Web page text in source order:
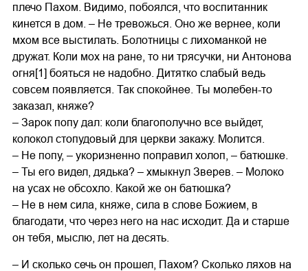
плечо Пахом. Видимо, побоялся, что воспитанник
кинется в дом. – Не тревожься. Оно же вернее, коли
мхом все выстилать. Болотницы с лихоманкой не
дружат. Коли мох на ране, то ни трясучки, ни Антонова
огня[1] бояться не надобно. Дитятко слабый ведь
совсем появляется. Так спокойнее. Ты молебен-то
заказал, княже?
– Зарок попу дал: коли благополучно все выйдет,
колокол стопудовый для церкви закажу. Молится.
– Не попу, – укоризненно поправил холоп, – батюшке.
– Ты его видел, дядька? – хмыкнул Зверев. – Молоко
на усах не обсохло. Какой же он батюшка?
– Не в нем сила, княже, сила в слове Божием, в
благодати, что через него на нас исходит. Да и старше
он тебя, мыслю, лет на десять.
– И сколько сечь он прошел, Пахом? Сколько ляхов на